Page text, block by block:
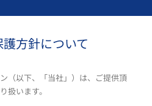
方針について
（以下、「当社」）は、ご提供頂
扱います。